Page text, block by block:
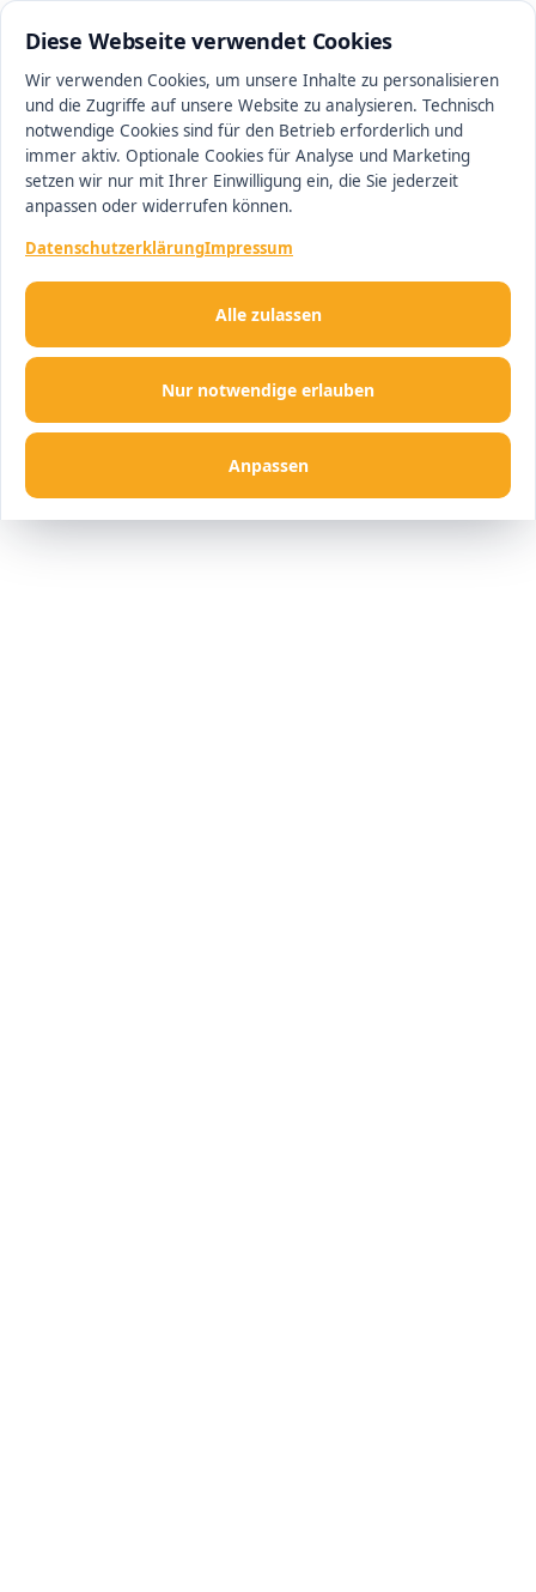
Diese Webseite verwendet Cookies
Wir verwenden Cookies, um unsere Inhalte zu personalisieren
und die Zugriffe auf unsere Website zu analysieren. Technisch
notwendige Cookies sind für den Betrieb erforderlich und
immer aktiv. Optionale Cookies für Analyse und Marketing
setzen wir nur mit Ihrer Einwilligung ein, die Sie jederzeit
anpassen oder widerrufen können.
DatenschutzerklärungImpressum
Nur notwendige erlauben
Anpassen
Alle zulassen